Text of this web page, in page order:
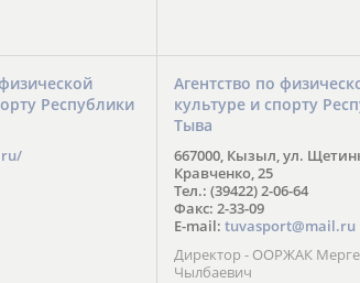
Республики
Агентство по
культуре и спорту
Тыва
667000, Кызыл, ул.
Кравченко, 25
Тел.: (39422) 2-06-64
Факс: 2-33-09
E-mail: tuvasport@mail.ru
Директор - ООРЖАК
Чылбаевич